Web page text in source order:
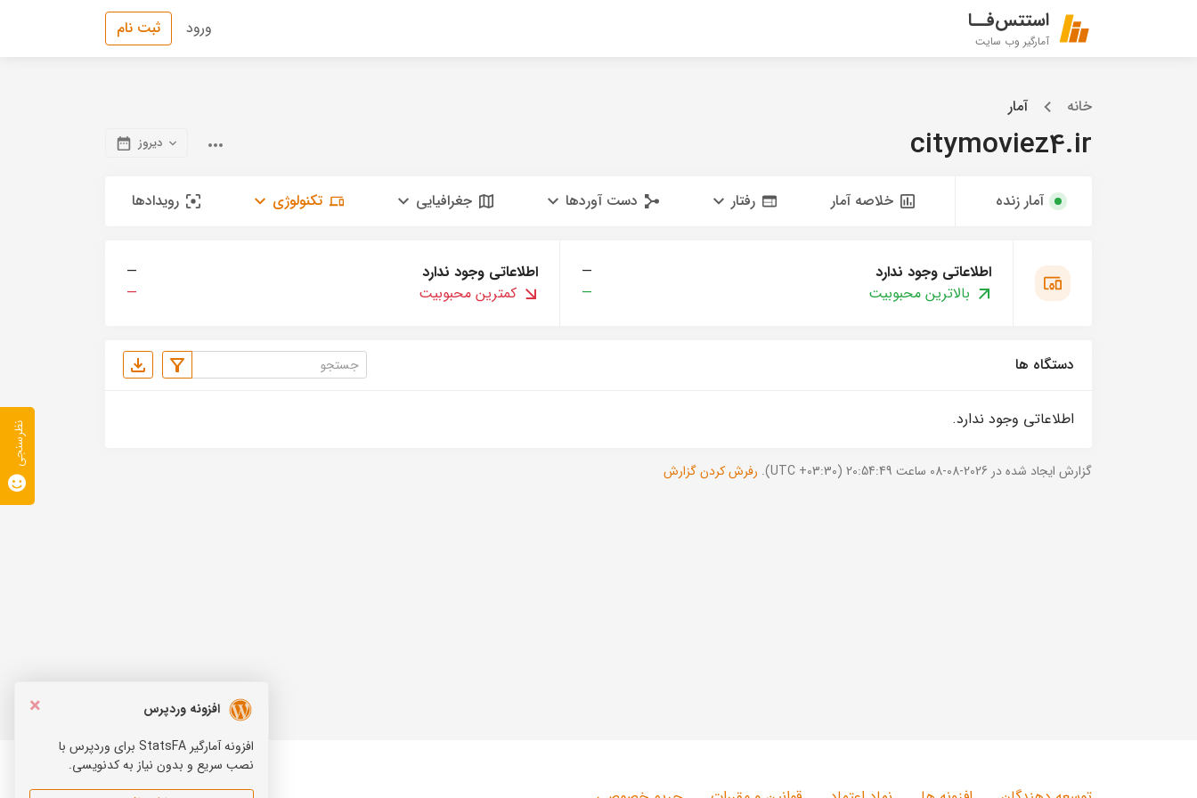
استتس‌فــا
آمارگیر وب سایت
ورود ثبت نام
خانه آمار
citymoviez4.ir دیروز
آمار زنده خلاصه آمار رفتار دست آوردها جغرافیایی تکنولوژی رویدادها
اطلاعاتی وجود ندارد
—
بالاترین محبوبیت
—
اطلاعاتی وجود ندارد
—
کمترین محبوبیت
—
دستگاه ها
اطلاعاتی وجود ندارد.
گزارش ایجاد شده در 2026-08-08 ساعت 20:54:49 (UTC +03:30). رفرش کردن گزارش
×
افزونه وردپرس
افزونه آمارگیر StatsFA برای وردپرس با
نصب سریع و بدون نیاز به کدنویسی.
نظرسنجی